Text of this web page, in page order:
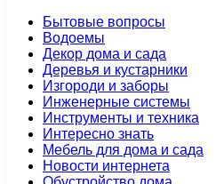
Бытовые вопросы
Водоемы
Декор дома и сада
Деревья и кустарники
Изгороди и заборы
Инженерные системы
Инструменты и техника
Интересно знать
Мебель для дома и сада
Новости интернета